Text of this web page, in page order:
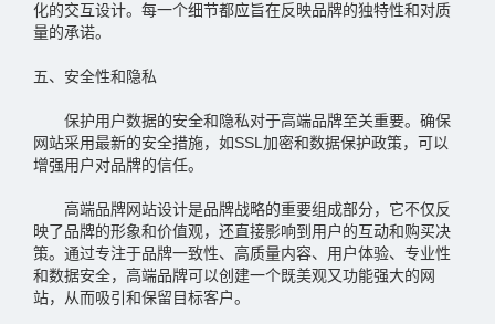
化的交互设计。每一个细节都应旨在反映品牌的独特性和对质
量的承诺。
五、安全性和隐私
保护用户数据的安全和隐私对于高端品牌至关重要。确保
网站采用最新的安全措施，如SSL加密和数据保护政策，可以
增强用户对品牌的信任。
高端品牌网站设计是品牌战略的重要组成部分，它不仅反
映了品牌的形象和价值观，还直接影响到用户的互动和购买决
策。通过专注于品牌一致性、高质量内容、用户体验、专业性
和数据安全，高端品牌可以创建一个既美观又功能强大的网
站，从而吸引和保留目标客户。